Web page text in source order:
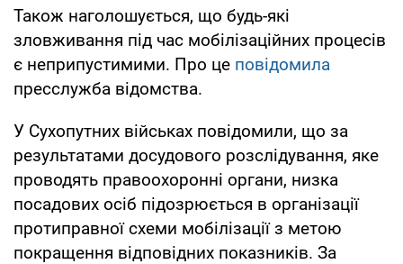
Також наголошується, що будь-які
зловживання під час мобілізаційних процесів
є неприпустимими. Про це повідомила
пресслужба відомства.
У Сухопутних військах повідомили, що за
результатами досудового розслідування, яке
проводять правоохоронні органи, низка
посадових осіб підозрюється в організації
протиправної схеми мобілізації з метою
покращення відповідних показників. За